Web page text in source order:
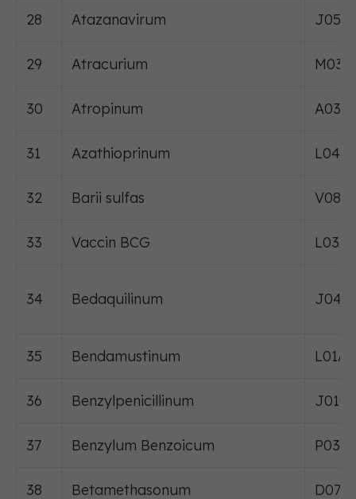
28 Atazanavirum
29 Atracurium
30 Atropinum
31 Azathioprinum
32 Barii sulfas
33 Vaccin BCG
34 Bedaquilinum
35 Bendamustinum
36 Benzylpenicillinum
37 Benzylum Benzoicum
38 Betamethasonum